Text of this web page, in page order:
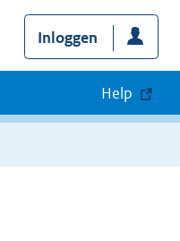
Inloggen
Help